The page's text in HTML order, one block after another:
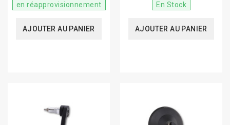
en réapprovisionnement
AJOUTER AU PANIER
En Stock
AJOUTER AU PANIER